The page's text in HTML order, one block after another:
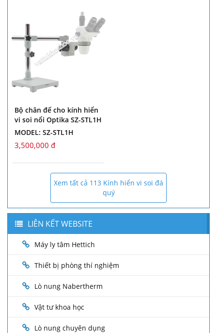
Bộ chân đế cho kính hiển
vi soi nổi Optika SZ-STL1H
MODEL: SZ-STL1H
3,500,000 đ
Xem tất cả 113 Kính hiển vi soi đá
quý
LIÊN KẾT WEBSITE
Máy ly tâm Hettich
Thiết bị phòng thí nghiệm
Lò nung Nabertherm
Vật tư khoa học
Lò nung chuyên dụng